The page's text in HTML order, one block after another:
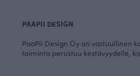
PAAPII DESIGN
PaaPii Design Oy on vastuullinen
toiminta perustuu kestävyydelle,